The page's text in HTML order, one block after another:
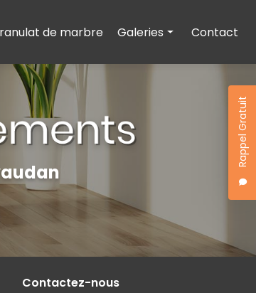
Rappel Gratuit
de marbre Galeries
Carrelage
Sol PVC
Contact
Contactez-nous